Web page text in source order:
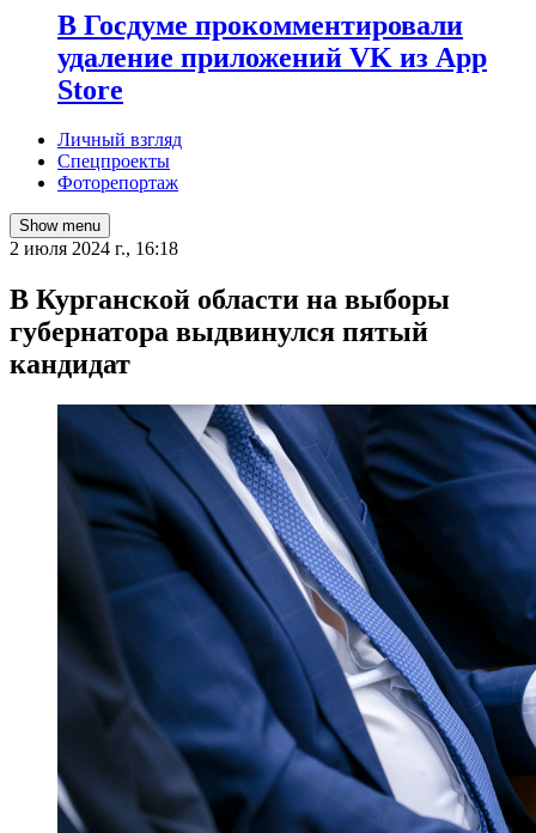
В Госдуме прокомментировали
удаление приложений VK из App
Store
Личный взгляд
Спецпроекты
Фоторепортаж
Show menu
2 июля 2024 г., 16:18
В Курганской области на выборы
губернатора выдвинулся пятый
кандидат